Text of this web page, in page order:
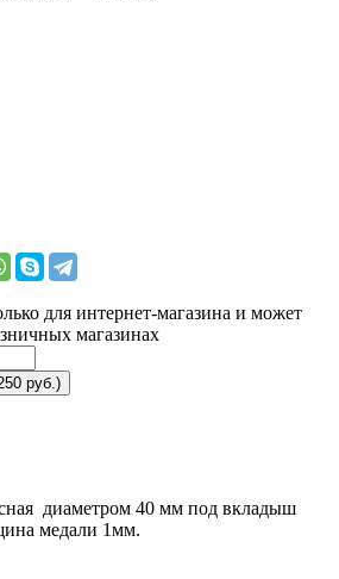
для интернет-магазина и может
магазинах
руб.)
диаметром 40 мм под вкладыш
медали 1мм.